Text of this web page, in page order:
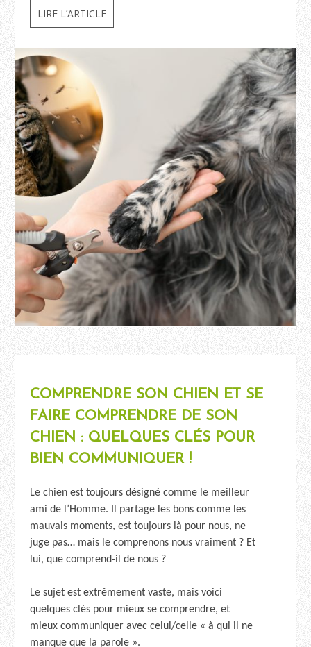
LIRE L’ARTICLE
COMPRENDRE SON CHIEN ET SE
FAIRE COMPRENDRE DE SON
CHIEN : QUELQUES CLÉS POUR
BIEN COMMUNIQUER !
Le chien est toujours désigné comme le meilleur
ami de l’Homme. Il partage les bons comme les
mauvais moments, est toujours là pour nous, ne
juge pas… mais le comprenons nous vraiment ? Et
lui, que comprend-il de nous ?
Le sujet est extrêmement vaste, mais voici
quelques clés pour mieux se comprendre, et
mieux communiquer avec celui/celle « à qui il ne
manque que la parole ».